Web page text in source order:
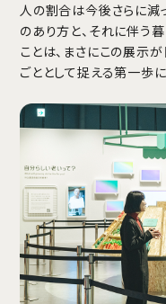
人の割合は今後さらに減
のあり方と、それに伴う
ことは、まさにこの展示
ごととして捉える第一歩